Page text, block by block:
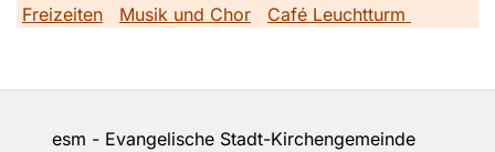
Freizeiten
Musik und Chor Café Leuchtturm
esm - Evangelische Stadt-Kirchengemeinde